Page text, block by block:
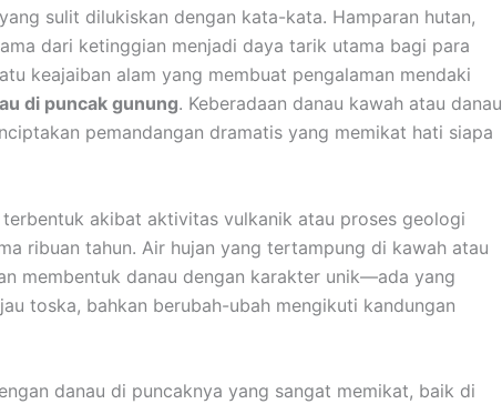
sulit dilukiskan dengan kata-kata. Hamparan hutan,
dari ketinggian menjadi daya tarik utama bagi para
keajaiban alam yang membuat pengalaman mendaki
di puncak gunung. Keberadaan danau kawah atau danau
pemandangan dramatis yang memikat hati siapa
terbentuk akibat aktivitas vulkanik atau proses geologi
ribuan tahun. Air hujan yang tertampung di kawah atau
membentuk danau dengan karakter unik—ada yang
toska, bahkan berubah-ubah mengikuti kandungan
danau di puncaknya yang sangat memikat, baik di